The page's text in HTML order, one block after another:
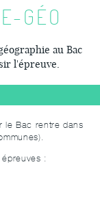
GÉO
au Bac
l'épreuve.
le Bac rentre dans
: